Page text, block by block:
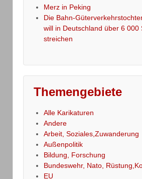
Merz in Peking
Die Bahn-
will in Deutschland über 6 000
streichen
Themengebiete
Alle Karikaturen
Andere
Arbeit, Soziales,Zuwanderung
Außenpolitik
Bildung, Forschung
Bundeswehr, Nato,
EU